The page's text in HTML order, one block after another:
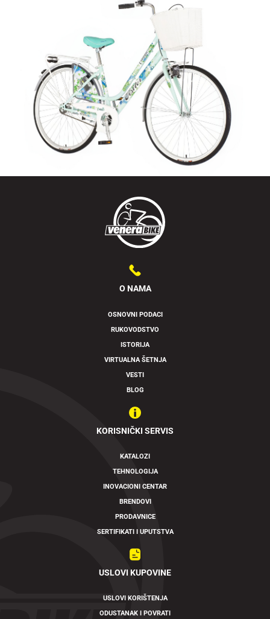
Swipe to spin
O NAMA
OSNOVNI PODACI
RUKOVODSTVO
ISTORIJA
VIRTUALNA ŠETNJA
VESTI
BLOG
KORISNIČKI SERVIS
KATALOZI
TEHNOLOGIJA
INOVACIONI CENTAR
BRENDOVI
PRODAVNICE
SERTIFIKATI I UPUTSTVA
USLOVI KUPOVINE
USLOVI KORIŠTENJA
ODUSTANAK I POVRATI